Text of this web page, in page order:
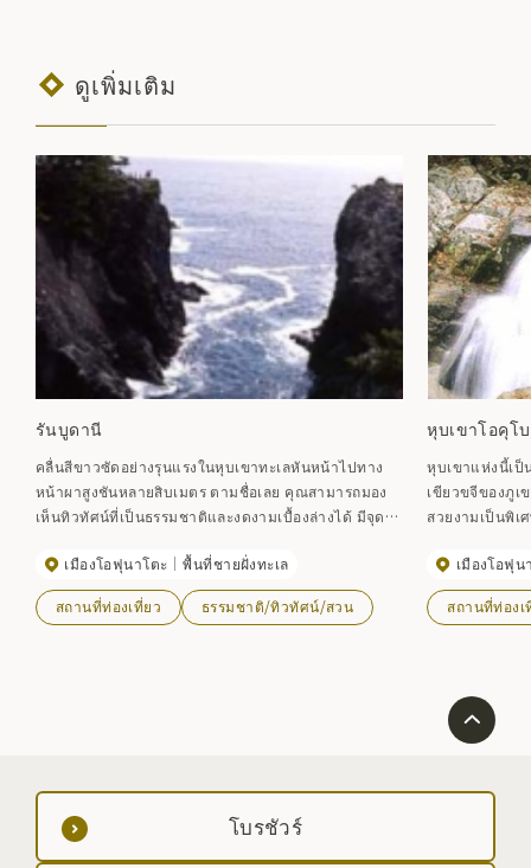
ดูเพิ่มเติม
รันบูดานี
คลื่นสีขาวซัดอย่างรุนแรงในหุบเขาทะเลหันหน้าไปทาง
หน้าผาสูงชันหลายสิบเมตร ตามชื่อเลย คุณสามารถมอง
เห็นทิวทัศน์ที่เป็นธรรมชาติและงดงามเบื้องล่างได้ มีจุด
เมืองโอฟุนาโตะ
พื้นที่ชายฝั่งทะเล
สถานที่ท่องเที่ยว ธรรมชาติ/ทิวทัศน์/สวน
หุบเขาโอคุโ
หุบเขาแห่งนี้เป็
เขียวขจีของภูเ
สวยงามเป็นพิเ
สำหรับการเดิ
จับชาร์ได้เช่นกั
เมืองโอฟุน
สถานที่ท่องเ
โบรชัวร์